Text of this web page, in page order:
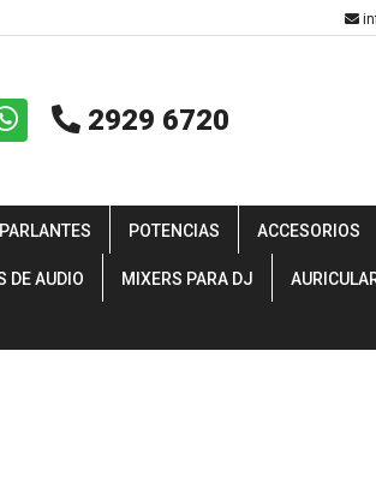
2929 6720
PARLANTES POTENCIAS ACCESORIOS
DE AUDIO MIXERS PARA DJ